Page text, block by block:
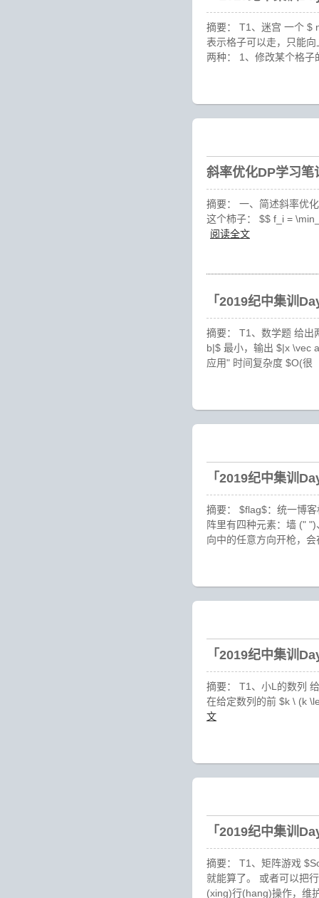
摘要： T1、迷宫 一个 $
表示格子可以走，只能
两种： 1、修改某个格
斜率优化DP学习笔
摘要： 一、简述斜率优
这个柿子： $$ f_i =
阅读全文
「2019纪中集训
摘要： T1、数学题 给出
b|$ 最小，输出 $|x \vec
应用" 时间复杂度 $O(很
「2019纪中集训
摘要： $flag$：统一博
阵里有四种元素：墙 ("
向中的任意方向开枪，
「2019纪中集训
摘要： T1、小L的数列
在给定数列的前 $k \ (k
文
「2019纪中集训
摘要： T1、矩阵游戏
就能算了。 或者可以把
(xing)行(hang)操作，维